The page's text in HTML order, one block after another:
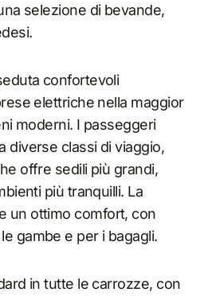
selezione di bevande,
confortevoli
elettriche nella maggior
moderni. I passeggeri
diverse classi di viaggio,
offre sedili più grandi,
più tranquilli. La
un ottimo comfort, con
gambe e per i bagagli.
in tutte le carrozze, con